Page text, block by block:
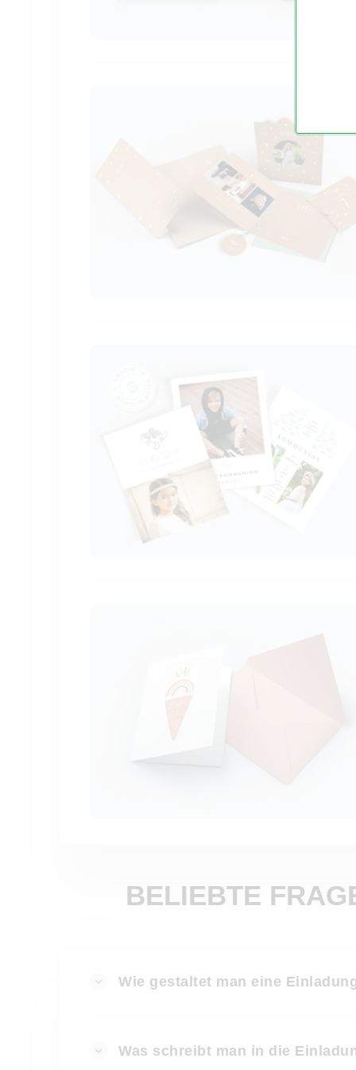
BELIEBTE
Wie gestaltet man eine
Was schreibt man in die